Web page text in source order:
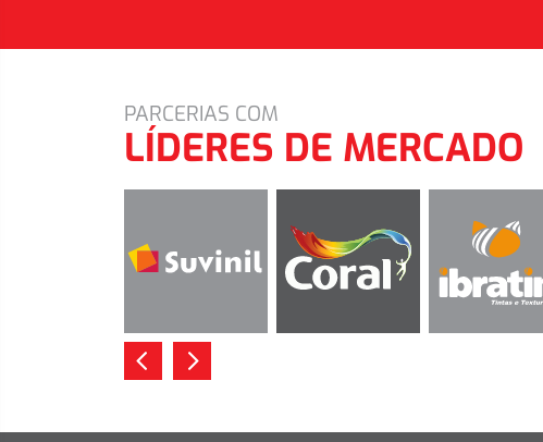
PARCERIAS COM
LÍDERES DE MERCADO